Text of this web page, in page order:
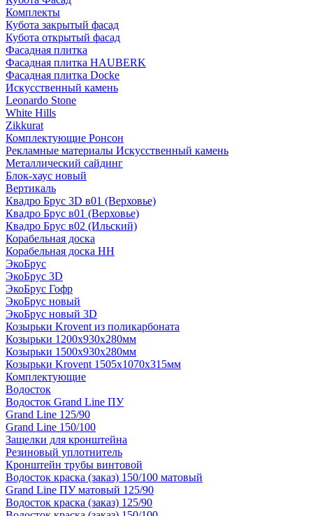
Комплекты
Кубота закрытый фасад
Кубота открытый фасад
Фасадная плитка
Фасадная плитка HAUBERK
Фасадная плитка Docke
Искусственный камень
Leonardo Stone
White Hills
Zikkurat
Комплектующие Ронсон
Рекламные материалы Искусственный камень
Металлический сайдинг
Блок-хаус новый
Вертикаль
Квадро Брус 3D в01 (Верховье)
Квадро Брус в01 (Верховье)
Квадро Брус в02 (Ильский)
Корабельная доска
Корабельная доска НН
ЭкоБрус
ЭкоБрус 3D
ЭкоБрус Гофр
ЭкоБрус новый
ЭкоБрус новый 3D
Козырьки Krovent из поликарбоната
Козырьки 1200х930х280мм
Козырьки 1500х930х280мм
Козырьки Krovent 1505х1070х315мм
Комплектующие
Водосток
Водосток Grand Line ПУ
Grand Line 125/90
Grand Line 150/100
Защелки для кронштейна
Резиновый уплотнитель
Кронштейн трубы винтовой
Водосток краска (заказ) 150/100 матовый
Grand Line ПУ матовый 125/90
Водосток краска (заказ) 125/90